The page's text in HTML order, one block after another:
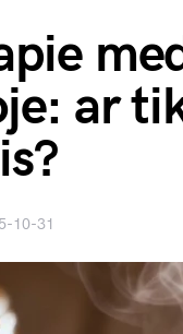
ar
10-31